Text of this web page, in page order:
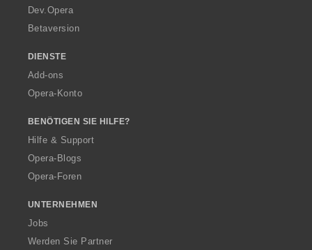
a
Dev.Opera
Betaversion
DIENSTE
Add-ons
Opera-Konto
BENÖTIGEN SIE HILFE?
Hilfe & Support
Opera-Blogs
Opera-Foren
UNTERNEHMEN
Jobs
Werden Sie Partner